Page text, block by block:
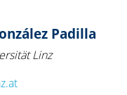
Padilla
Linz